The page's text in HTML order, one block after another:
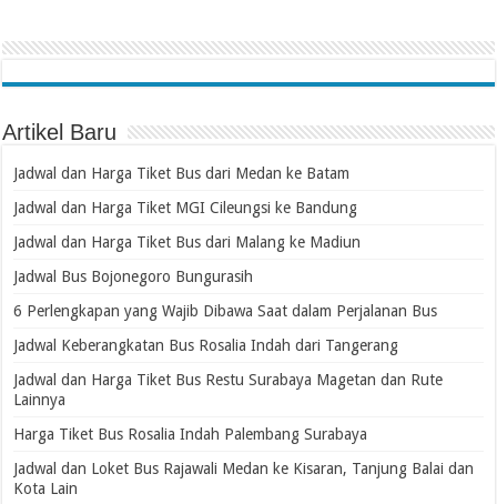
Artikel Baru
Jadwal dan Harga Tiket Bus dari Medan ke Batam
Jadwal dan Harga Tiket MGI Cileungsi ke Bandung
Jadwal dan Harga Tiket Bus dari Malang ke Madiun
Jadwal Bus Bojonegoro Bungurasih
6 Perlengkapan yang Wajib Dibawa Saat dalam Perjalanan Bus
Jadwal Keberangkatan Bus Rosalia Indah dari Tangerang
Jadwal dan Harga Tiket Bus Restu Surabaya Magetan dan Rute
Lainnya
Harga Tiket Bus Rosalia Indah Palembang Surabaya
Jadwal dan Loket Bus Rajawali Medan ke Kisaran, Tanjung Balai dan
Kota Lain